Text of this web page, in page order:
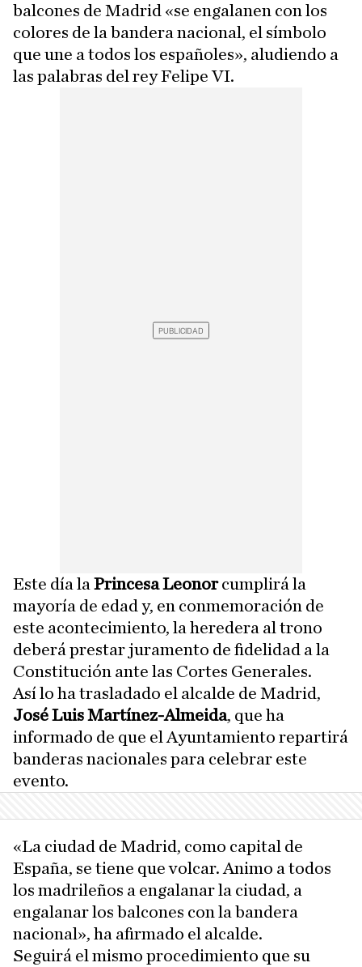
balcones de Madrid «se engalanen con los
colores de la bandera nacional, el símbolo
que une a todos los españoles», aludiendo a
las palabras del rey Felipe VI.
Este día la Princesa Leonorcumplirá la
mayoría de edad y, en conmemoración de
este acontecimiento, la heredera al trono
deberá prestar juramento de fidelidad a la
Constitución ante las Cortes Generales.
Así lo ha trasladado el alcalde de Madrid,
José Luis Martínez-Almeida, que ha
informado de que el Ayuntamiento repartirá
banderas nacionales para celebrar este
evento.
«La ciudad de Madrid, como capital de
España, se tiene que volcar. Animo a todos
los madrileños a engalanar la ciudad, a
engalanar los balcones con la bandera
nacional», ha afirmado el alcalde.
Seguirá el mismo procedimiento que su